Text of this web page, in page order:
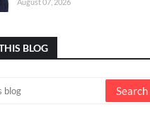
BLOG